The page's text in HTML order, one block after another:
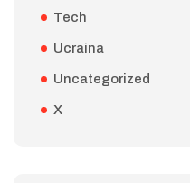
Tech
Ucraina
Uncategorized
X